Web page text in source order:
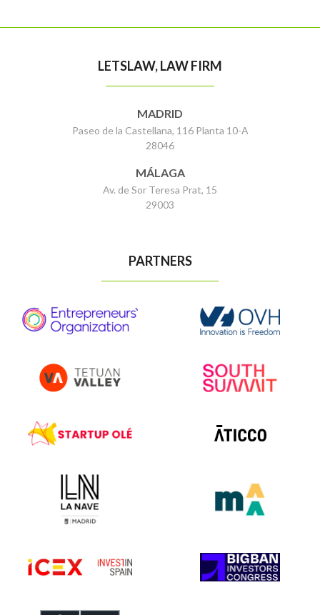
LETSLAW, LAW FIRM
MADRID
Paseo de la Castellana, 116 Planta 10-A
28046
MÁLAGA
Av. de Sor Teresa Prat, 15
29003
PARTNERS